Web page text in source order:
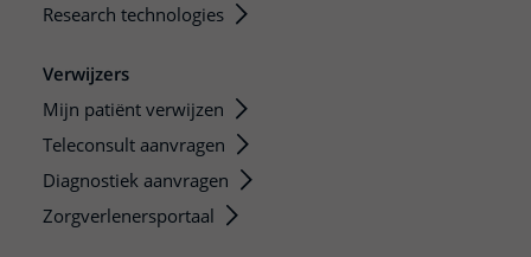
Research technologies
Verwijzers
Mijn patiënt verwijzen
Teleconsult aanvragen
Diagnostiek aanvragen
Zorgverlenersportaal